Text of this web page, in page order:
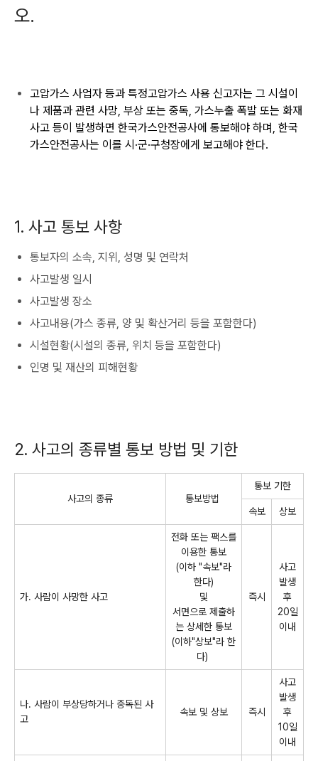
오.
고압가스 사업자 등과 특정고압가스 사용 신고자는 그 시설이
나 제품과 관련 사망, 부상 또는 중독, 가스누출 폭발 또는 화재
사고 등이 발생하면 한국가스안전공사에 통보해야 하며, 한국
가스안전공사는 이를 시·군·구청장에게 보고해야 한다.
1. 사고 통보 사항
통보자의 소속, 지위, 성명 및 연락처
사고발생 일시
사고발생 장소
사고내용(가스 종류, 양 및 확산거리 등을 포함한다)
시설현황(시설의 종류, 위치 등을 포함한다)
인명 및 재산의 피해현황
2. 사고의 종류별 통보 방법 및 기한
사고의 종류 통보방법
통보 기한
속보 상보
가. 사람이 사망한 사고
전화 또는 팩스를
이용한 통보
(이하 "속보"라
한다)
및
서면으로 제출하
는 상세한 통보
(이하"상보"라 한
다)
즉시
사고
발생
후
20일
이내
나. 사람이 부상당하거나 중독된 사
고
속보 및 상보 즉시
사고
발생
후
10일
이내